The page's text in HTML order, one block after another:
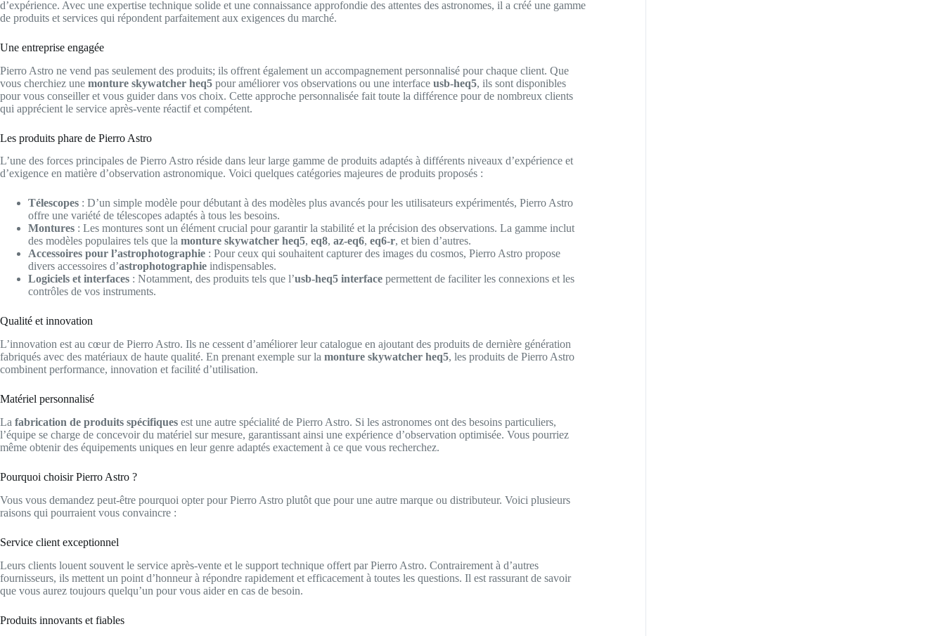
d’expérience. Avec une expertise technique solide et une connaissance approfondie des attentes des astronomes, il a créé une gamme
de produits et services qui répondent parfaitement aux exigences du marché.
Une entreprise engagée
Pierro Astro ne vend pas seulement des produits; ils offrent également un accompagnement personnalisé pour chaque client. Que
vous cherchiez une monture skywatcher heq5 pour améliorer vos observations ou une interface usb-heq5, ils sont disponibles
pour vous conseiller et vous guider dans vos choix. Cette approche personnalisée fait toute la différence pour de nombreux clients
qui apprécient le service après-vente réactif et compétent.
Les produits phare de Pierro Astro
L’une des forces principales de Pierro Astro réside dans leur large gamme de produits adaptés à différents niveaux d’expérience et
d’exigence en matière d’observation astronomique. Voici quelques catégories majeures de produits proposés :
Télescopes : D’un simple modèle pour débutant à des modèles plus avancés pour les utilisateurs expérimentés, Pierro Astro
offre une variété de télescopes adaptés à tous les besoins.
Montures : Les montures sont un élément crucial pour garantir la stabilité et la précision des observations. La gamme inclut
des modèles populaires tels que la monture skywatcher heq5, eq8, az-eq6, eq6-r, et bien d’autres.
Accessoires pour l’astrophotographie : Pour ceux qui souhaitent capturer des images du cosmos, Pierro Astro propose
divers accessoires d’astrophotographie indispensables.
Logiciels et interfaces : Notamment, des produits tels que l’usb-heq5 interface permettent de faciliter les connexions et les
contrôles de vos instruments.
Qualité et innovation
L’innovation est au cœur de Pierro Astro. Ils ne cessent d’améliorer leur catalogue en ajoutant des produits de dernière génération
fabriqués avec des matériaux de haute qualité. En prenant exemple sur la monture skywatcher heq5, les produits de Pierro Astro
combinent performance, innovation et facilité d’utilisation.
Matériel personnalisé
La fabrication de produits spécifiques est une autre spécialité de Pierro Astro. Si les astronomes ont des besoins particuliers,
l’équipe se charge de concevoir du matériel sur mesure, garantissant ainsi une expérience d’observation optimisée. Vous pourriez
même obtenir des équipements uniques en leur genre adaptés exactement à ce que vous recherchez.
Pourquoi choisir Pierro Astro ?
Vous vous demandez peut-être pourquoi opter pour Pierro Astro plutôt que pour une autre marque ou distributeur. Voici plusieurs
raisons qui pourraient vous convaincre :
Service client exceptionnel
Leurs clients louent souvent le service après-vente et le support technique offert par Pierro Astro. Contrairement à d’autres
fournisseurs, ils mettent un point d’honneur à répondre rapidement et efficacement à toutes les questions. Il est rassurant de savoir
que vous aurez toujours quelqu’un pour vous aider en cas de besoin.
Produits innovants et fiables